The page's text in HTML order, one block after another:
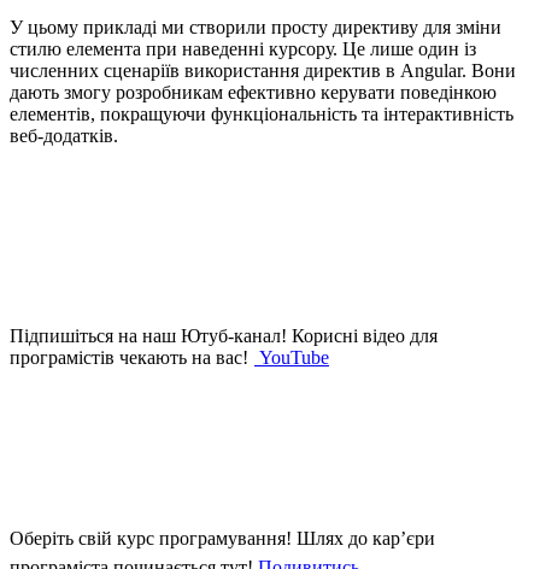
У цьому прикладі ми створили просту директиву для зміни
стилю елемента при наведенні курсору. Це лише один із
численних сценаріїв використання директив в Angular. Вони
дають змогу розробникам ефективно керувати поведінкою
елементів, покращуючи функціональність та інтерактивність
веб-додатків.
Підпишіться на наш Ютуб-канал! Корисні відео для
програмістів чекають на вас! YouTube
Оберіть свій курс програмування! Шлях до кар’єри